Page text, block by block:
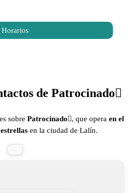
Horarios
de Patrocinado
sobre Patrocinado, que opera en el
en la ciudad de Lalín.